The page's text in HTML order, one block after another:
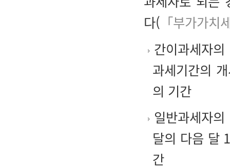
다( 「부가가치
간이과세자
과세기간의
의 기간
일반과세자
달의 다음 달
간